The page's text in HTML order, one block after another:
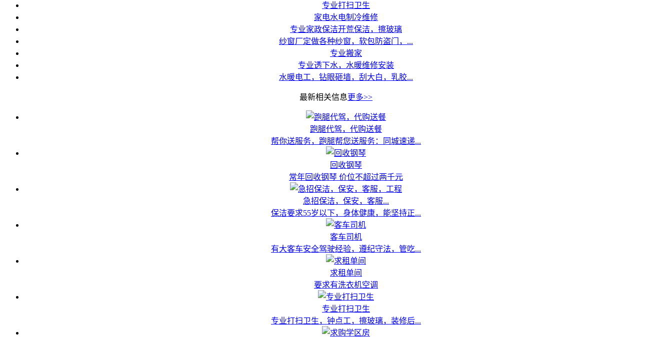
专业打扫卫生
家电水电制冷维修
专业家政保洁开荒保洁，擦玻璃
纱窗厂定做各种纱窗，软包防盗门，...
专业搬家
专业透下水，水暖维修安装
水暖电工，钻眼砸墙，刮大白，乳胶...
最新相关信息更多>>
跑腿代驾，代购送餐
帮你送服务，跑腿帮您送服务：同城速递...
回收钢琴
常年回收钢琴 价位不超过两千元
急招保洁，保安，客服...
保洁要求55岁以下，身体健康，能坚持正...
客车司机
有大客车安全驾驶经验，遵纪守法，管吃...
求租单间
要求有洗衣机空调
专业打扫卫生
专业打扫卫生，钟点工，擦玻璃，装修后...